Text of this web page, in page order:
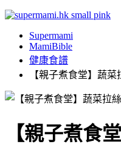
Supermami
MamiBible
健康食譜
【親子煮食堂】蔬
【親子煮食